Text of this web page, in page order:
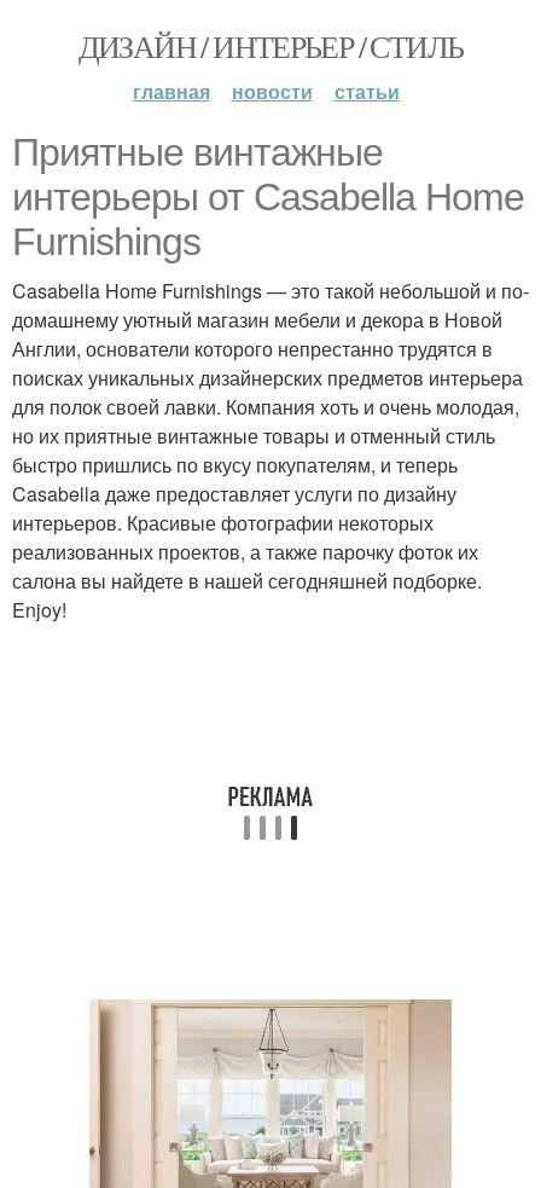
ДИЗАЙН / ИНТЕРЬЕР / СТИЛЬ
главная новости статьи
Приятные винтажные
интерьеры от Casabella Home
Furnishings
Casabella Home Furnishings — это такой небольшой и по-
домашнему уютный магазин мебели и декора в Новой
Англии, основатели которого непрестанно трудятся в
поисках уникальных дизайнерских предметов интерьера
для полок своей лавки. Компания хоть и очень молодая,
но их приятные винтажные товары и отменный стиль
быстро пришлись по вкусу покупателям, и теперь
Casabella даже предоставляет услуги по дизайну
интерьеров. Красивые фотографии некоторых
реализованных проектов, а также парочку фоток их
салона вы найдете в нашей сегодняшней подборке.
Enjoy!